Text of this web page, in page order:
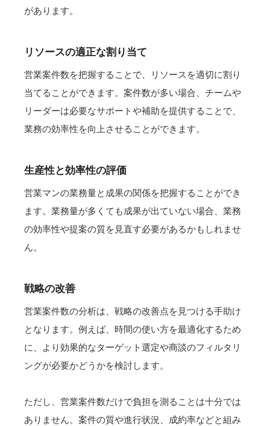
があります。
リソースの適正な割り当て
営業案件数を把握することで、リソースを適切に割り
当てることができます。案件数が多い場合、チームや
リーダーは必要なサポートや補助を提供することで、
業務の効率性を向上させることができます。
生産性と効率性の評価
営業マンの業務量と成果の関係を把握することができ
ます。業務量が多くても成果が出ていない場合、業務
の効率性や提案の質を見直す必要があるかもしれませ
ん。
戦略の改善
営業案件数の分析は、戦略の改善点を見つける手助け
となります。例えば、時間の使い方を最適化するため
に、より効果的なターゲット選定や商談のフィルタリ
ングが必要かどうかを検討します。
ただし、営業案件数だけで負担を測ることは十分では
ありません。案件の質や進行状況、成約率などと組み